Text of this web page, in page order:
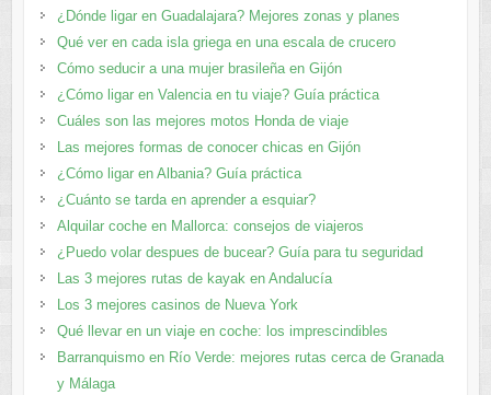
¿Dónde ligar en Guadalajara? Mejores zonas y planes​
Qué ver en cada isla griega en una escala de crucero
Cómo seducir a una mujer brasileña en Gijón
¿Cómo ligar en Valencia en tu viaje? Guía práctica
Cuáles son las mejores motos Honda de viaje
Las mejores formas de conocer chicas en Gijón
¿Cómo ligar en Albania? Guía práctica
¿Cuánto se tarda en aprender a esquiar?
Alquilar coche en Mallorca: consejos de viajeros
¿Puedo volar despues de bucear? Guía para tu seguridad
Las 3 mejores rutas de kayak en Andalucía
Los 3 mejores casinos de Nueva York
Qué llevar en un viaje en coche: los imprescindibles
Barranquismo en Río Verde: mejores rutas cerca de Granada
y Málaga